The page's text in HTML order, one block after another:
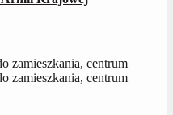
zamieszkania, centrum
zamieszkania, centrum